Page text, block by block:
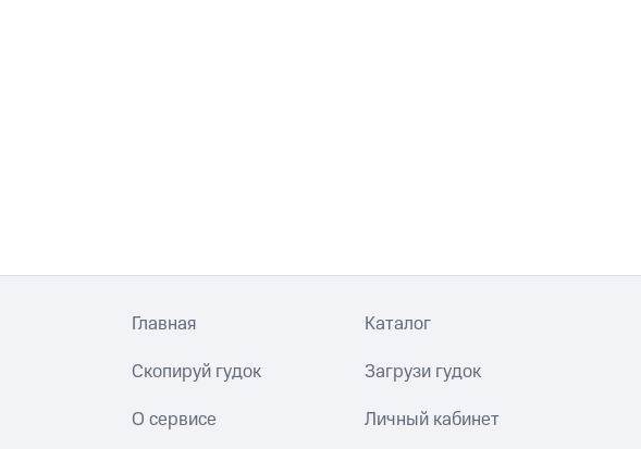
Главная Каталог
Скопируй гудок Загрузи гудок
О сервисе Личный кабинет